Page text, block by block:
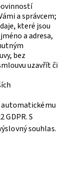
a správcem;
které jsou
a adresa,
bez
uzavřít či
automatickému
S
souhlas.